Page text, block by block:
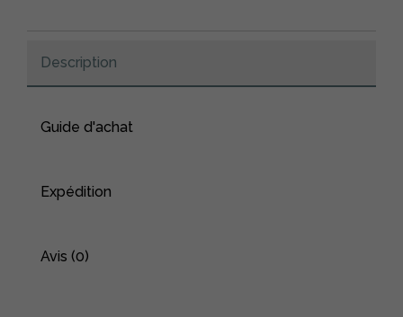
Description
Guide d'achat
Expédition
Avis (0)